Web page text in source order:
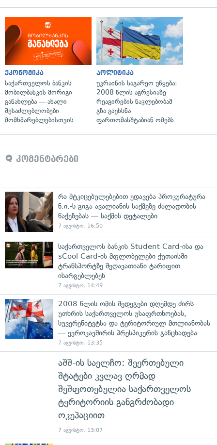
ეკონომიკა
საქართველოს ბანკის
მობილბანკის მორიგი
განახლება — ახალი
შესაძლებლობები
მომხმარებლებისთვის
პოლიტიკა
უკრაინის საგარეო უწყება:
2008 წლის აგრესიაზე
რეაგირების ნაკლებობამ
გზა გაუხსნა
ფართომასშტაბიან ომებს
კომენტარები
რა მტკიცებულებებით ედავება პროკურატურა
ნ.ი.-ს გიგა ავალიანის საქმეზე ძალადობის
წაქეზებას — საქმის დეტალები
7 აგვისტო, 16:50
საქართველოს ბანკის Student Card-ისა და
sCool Card-ის მფლობელები ქუთაისში
ტრანსპორტზე შეღავათიანი ტარიფით
ისარგებლებენ
7 აგვისტო, 14:49
2008 წლის ომის შედეგები დღემდე ძირს
უთხრის საქართველოს უსაფრთხოებას,
სუვერენიტეტსა და ტერიტორიულ მთლიანობას
— ევროკავშირის პრესპიკერის განცხადება
7 აგვისტო, 13:35
აშშ-ის საელჩო: შეერთებული
შტატები კვლავ ღრმად
შეშფოთებულია საქართველოს
ტერიტორიის განგრძობადი
ოკუპაციით
7 აგვისტო, 13:07